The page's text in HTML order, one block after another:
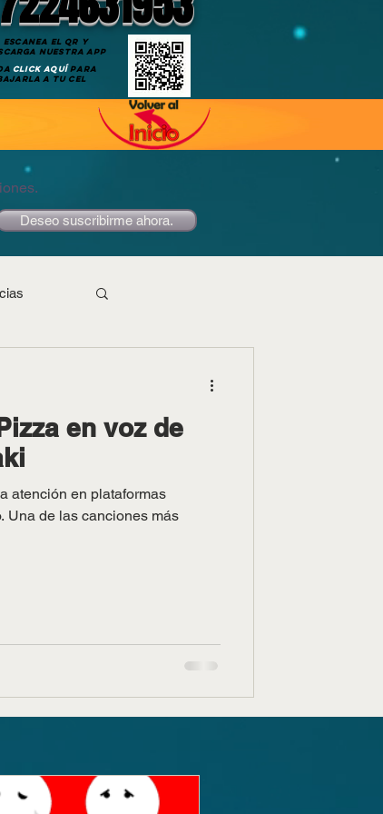
ESCANEA EL QR Y
NUESTRA APP
CLICK AQUÍPARA
A TU CEL
Deseo suscribirme ahora.
en voz de
atención en plataformas
Una de las canciones más